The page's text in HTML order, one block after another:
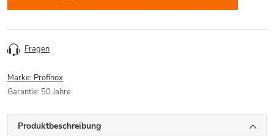
Fragen
Marke: Profinox
Garantie: 50 Jahre
Produktbeschreibung